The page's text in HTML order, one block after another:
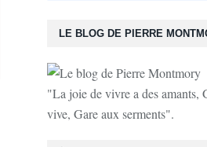
LE BLOG DE PIERRE
"La joie de vivre a des amants,
vive, Gare aux serments".